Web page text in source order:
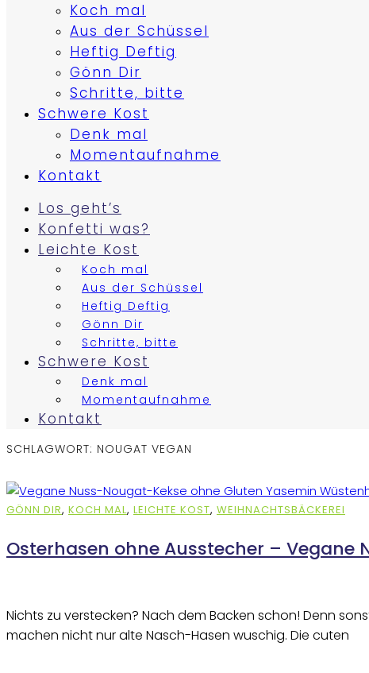
Koch mal
Aus der Schüssel
Heftig Deftig
Gönn Dir
Schritte, bitte
Schwere Kost
Denk mal
Momentaufnahme
Kontakt
Los geht’s
Konfetti was?
Leichte Kost
Koch mal
Aus der Schüssel
Heftig Deftig
Gönn Dir
Schritte, bitte
Schwere Kost
Denk mal
Momentaufnahme
Kontakt
SCHLAGWORT: NOUGAT VEGAN
GÖNN DIR, KOCH MAL, LEICHTE KOST, WEIHNACHTSBÄCKEREI
Osterhasen ohne Ausstecher –
Nichts zu verstecken? Nach dem Backen schon! Denn
machen nicht nur alte Nasch-Hasen wuschig. Die cuten